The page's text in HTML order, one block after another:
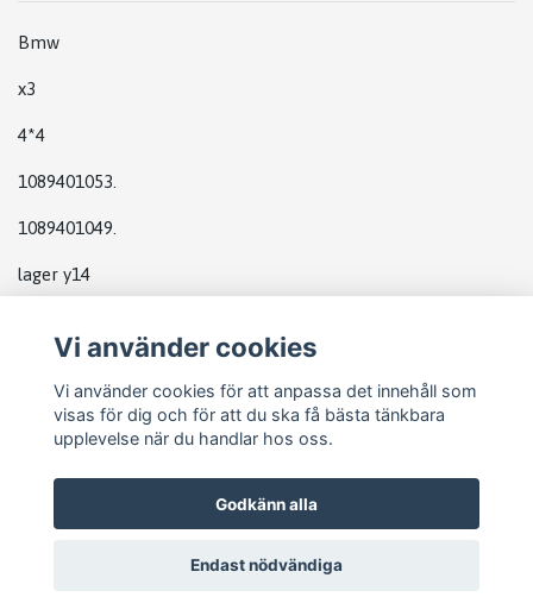
Bmw
x3
4*4
1089401053.
1089401049.
lager y14
Vi använder cookies
Vi använder cookies för att anpassa det innehåll som
visas för dig och för att du ska få bästa tänkbara
upplevelse när du handlar hos oss.
Godkänn alla
Endast nödvändiga